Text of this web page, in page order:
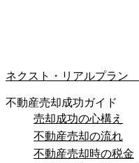
ネクスト・リアルプラン
不動産売却成功ガイド
売却成功の心構え
不動産売却の流れ
不動産売却時の税金